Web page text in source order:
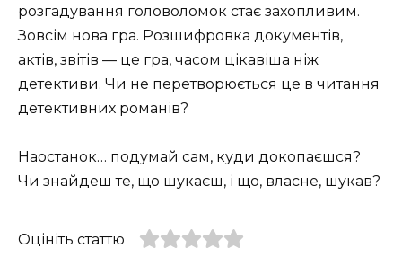
розгадування головоломок стає захопливим.
Зовсім нова гра. Розшифровка документів,
актів, звітів — це гра, часом цікавіша ніж
детективи. Чи не перетворюється це в читання
детективних романів?
Наостанок… подумай сам, куди докопаєшся?
Чи знайдеш те, що шукаєш, і що, власне, шукав?
Оцініть статтю